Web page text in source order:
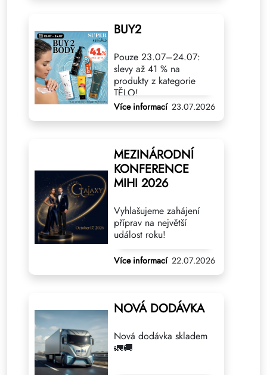
BUY2
Pouze 23.07–24.07:
slevy až 41 % na
produkty z kategorie
TĚLO!
Více informací 23.07.2026
MEZINÁRODNÍ
KONFERENCE
MIHI 2026
Vyhlašujeme zahájení
příprav na největší
událost roku!
Více informací 22.07.2026
NOVÁ DODÁVKA
Nová dodávka skladem
🚛🚚